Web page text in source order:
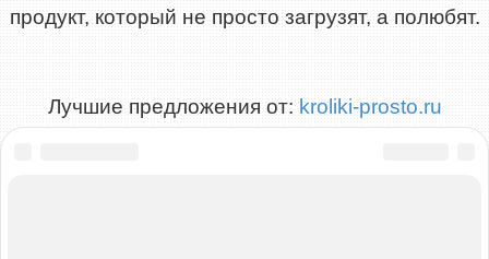
продукт, который не просто загрузят, а полюбят.
Лучшие предложения от: kroliki-prosto.ru